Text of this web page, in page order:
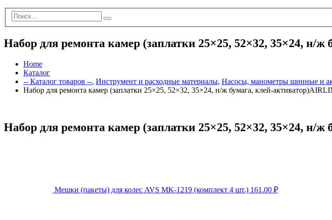
Набор для ремонта камер (заплатки 25×25, 52×32, 35×24, н/
Home
Каталог
-- Каталог товаров --, Инструмент и расходные материалы, Насосы, манометры шинные и
Набор для ремонта камер (заплатки 25×25, 52×32, 35×24, н/ж бумага, клей-
Набор для ремонта камер (заплатки 25×25, 52×32, 35×24, н/
Мешки (пакеты) для колес AVS MK-1219 (комплект 4 шт.) 161.00 ₽